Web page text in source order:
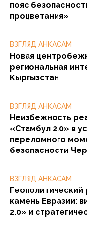
пояс
процветания»
ВЗГЛЯД АНКАСАМ
Новая
региональная
Кыргызстан
ВЗГЛЯД АНКАСАМ
Неизбежность
«Стамбул 2.0» в
переломного
безопасности
ВЗГЛЯД АНКАСАМ
Геополитический
камень Евразии:
2.0» и